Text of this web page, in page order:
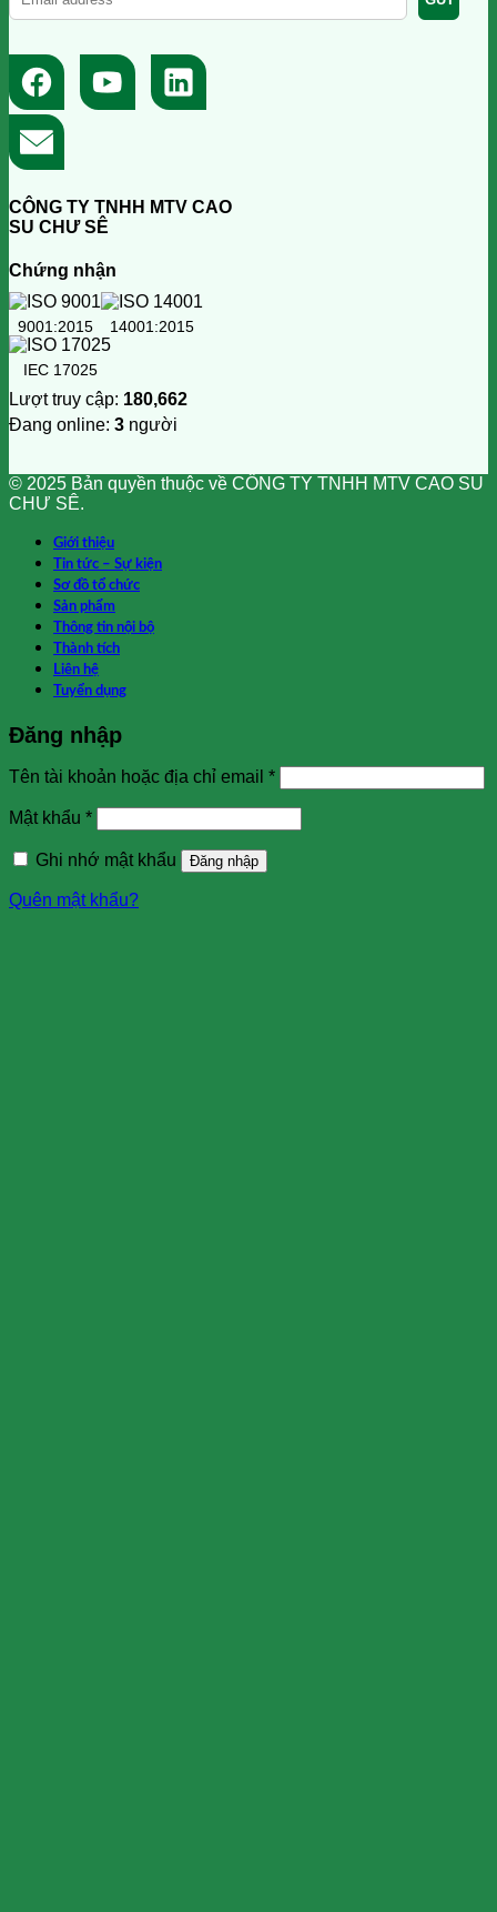
CÔNG TY TNHH MTV CAO
SU CHƯ SÊ
Chứng nhận
9001:2015 14001:2015
IEC 17025
Lượt truy cập: 180,662
Đang online: 3 người
© 2025 Bản quyền thuộc về CÔNG TY TNHH MTV CAO SU
CHƯ SÊ.
Giới thiệu
Tin tức – Sự kiện
Sơ đồ tổ chức
Sản phẩm
Thông tin nội bộ
Thành tích
Liên hệ
Tuyển dụng
Đăng nhập
Tên tài khoản hoặc địa chỉ email *
Mật khẩu *
Ghi nhớ mật khẩu Đăng nhập
Quên mật khẩu?